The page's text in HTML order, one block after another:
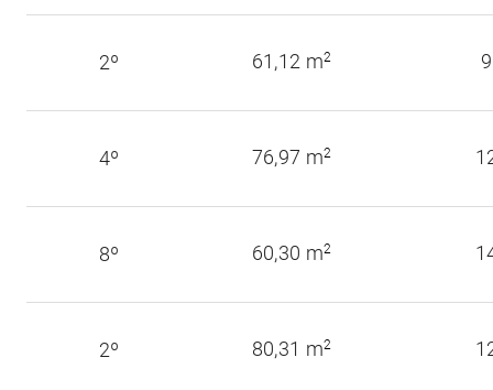
2º 61,12 m2
4º 76,97 m2
8º 60,30 m2
2º 80,31 m2